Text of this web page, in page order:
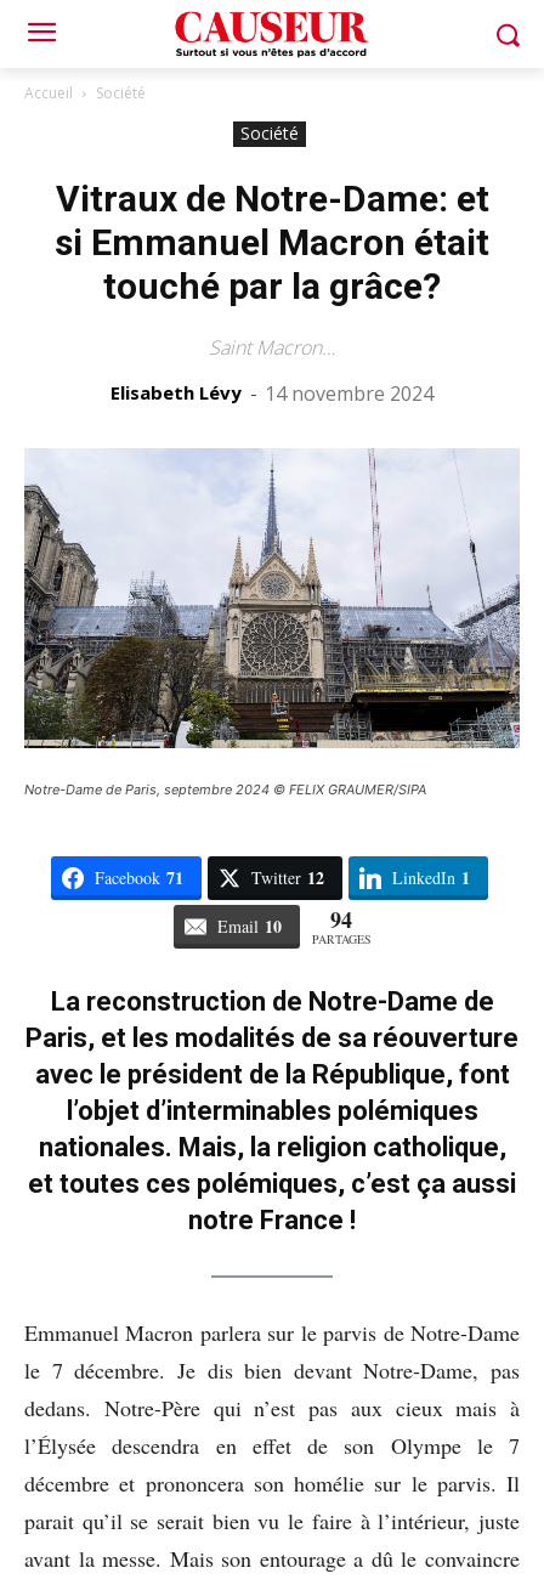
Accueil Société
Société
Vitraux de Notre-Dame: et
si Emmanuel Macron était
touché par la grâce?
Saint Macron…
Elisabeth Lévy - 14 novembre 2024
Notre-Dame de Paris, septembre 2024 © FELIX GRAUMER/SIPA
Facebook 71 Twitter 12 LinkedIn 1
Email 10 94
PARTAGES
La reconstruction de Notre-Dame de
Paris, et les modalités de sa réouverture
avec le président de la République, font
l’objet d’interminables polémiques
nationales. Mais, la religion catholique,
et toutes ces polémiques, c’est ça aussi
notre France !
Emmanuel Macron parlera sur le parvis de Notre-Dame
le 7 décembre. Je dis bien devant Notre-Dame, pas
dedans. Notre-Père qui n’est pas aux cieux mais à
l’Élysée descendra en effet de son Olympe le 7
décembre et prononcera son homélie sur le parvis. Il
parait qu’il se serait bien vu le faire à l’intérieur, juste
avant la messe. Mais son entourage a dû le convaincre